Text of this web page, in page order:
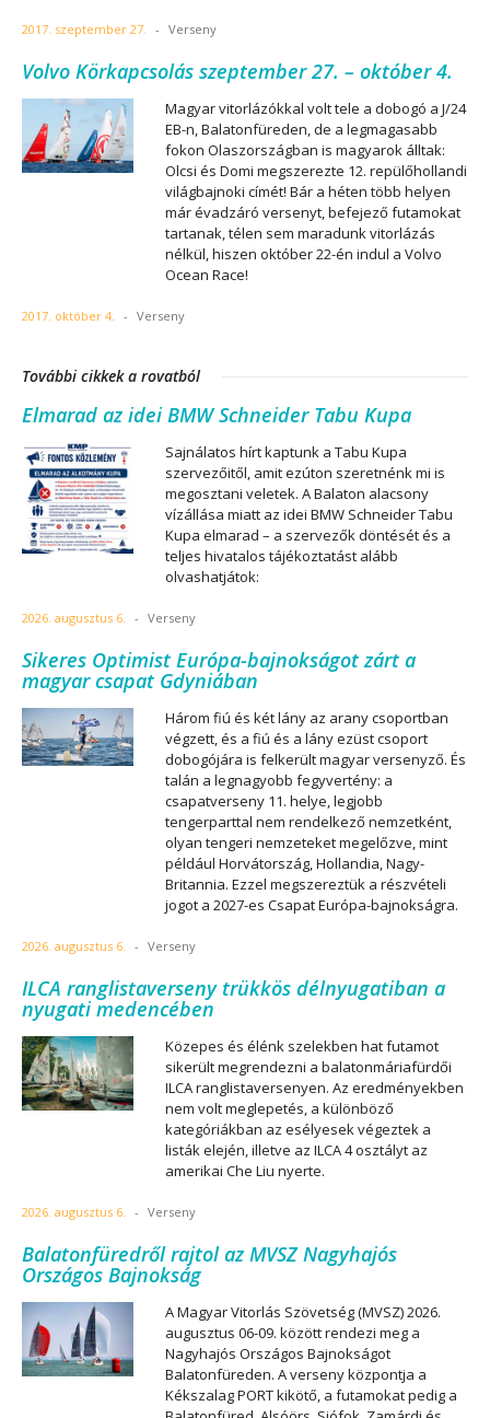
2017. szeptember 27. - Verseny
Volvo Körkapcsolás szeptember 27. – október 4.
Magyar vitorlázókkal volt tele a dobogó a J/24
EB-n, Balatonfüreden, de a legmagasabb
fokon Olaszországban is magyarok álltak:
Olcsi és Domi megszerezte 12. repülőhollandi
világbajnoki címét! Bár a héten több helyen
már évadzáró versenyt, befejező futamokat
tartanak, télen sem maradunk vitorlázás
nélkül, hiszen október 22-én indul a Volvo
Ocean Race!
2017. október 4. - Verseny
További cikkek a rovatból
Elmarad az idei BMW Schneider Tabu Kupa
Sajnálatos hírt kaptunk a Tabu Kupa
szervezőitől, amit ezúton szeretnénk mi is
megosztani veletek. A Balaton alacsony
vízállása miatt az idei BMW Schneider Tabu
Kupa elmarad – a szervezők döntését és a
teljes hivatalos tájékoztatást alább
olvashatjátok:
2026. augusztus 6. - Verseny
Sikeres Optimist Európa-bajnokságot zárt a
magyar csapat Gdyniában
Három fiú és két lány az arany csoportban
végzett, és a fiú és a lány ezüst csoport
dobogójára is felkerült magyar versenyző. És
talán a legnagyobb fegyvertény: a
csapatverseny 11. helye, legjobb
tengerparttal nem rendelkező nemzetként,
olyan tengeri nemzeteket megelőzve, mint
például Horvátország, Hollandia, Nagy-
Britannia. Ezzel megszereztük a részvételi
jogot a 2027-es Csapat Európa-bajnokságra.
2026. augusztus 6. - Verseny
ILCA ranglistaverseny trükkös délnyugatiban a
nyugati medencében
Közepes és élénk szelekben hat futamot
sikerült megrendezni a balatonmáriafürdői
ILCA ranglistaversenyen. Az eredményekben
nem volt meglepetés, a különböző
kategóriákban az esélyesek végeztek a
listák elején, illetve az ILCA 4 osztályt az
amerikai Che Liu nyerte.
2026. augusztus 6. - Verseny
Balatonfüredről rajtol az MVSZ Nagyhajós
Országos Bajnokság
A Magyar Vitorlás Szövetség (MVSZ) 2026.
augusztus 06-09. között rendezi meg a
Nagyhajós Országos Bajnokságot
Balatonfüreden. A verseny központja a
Kékszalag PORT kikötő, a futamokat pedig a